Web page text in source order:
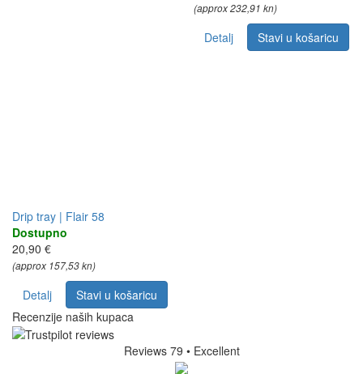
(approx 232,91 kn)
Detalj Stavi u košaricu
Drip tray | Flair 58
Dostupno
20,90 €
(approx 157,53 kn)
Detalj
Stavi u košaricu
Recenzije naših kupaca
Reviews 79 • Excellent